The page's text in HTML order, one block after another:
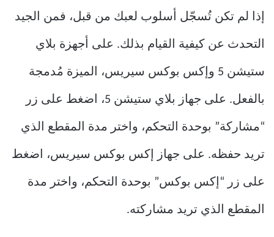
إذا لم تكن تُسجّل أسلوب لعبك من قبل، فمن الجيد
التحدث عن كيفية القيام بذلك. على أجهزة بلاي
ستيشن 5 وإكس بوكس ​​سيريس، الميزة مُدمجة
بالفعل. على جهاز بلاي ستيشن 5، اضغط على زر
“مشاركة” بوحدة التحكم، واختر مدة المقطع الذي
تريد حفظه. على جهاز إكس بوكس ​​سيريس، اضغط
على زر “إكس بوكس” بوحدة التحكم، واختر مدة
المقطع الذي تريد مشاركته.